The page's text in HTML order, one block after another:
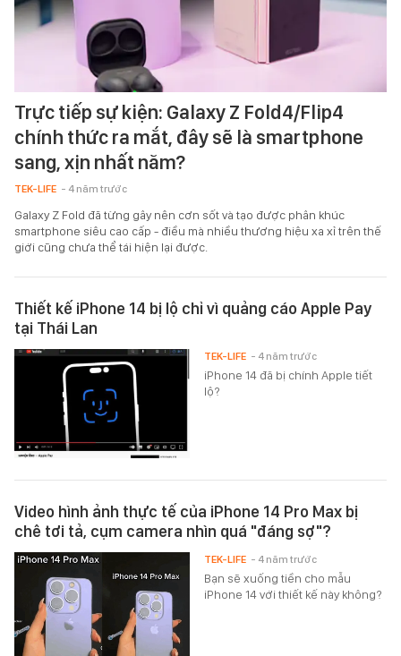
Trực tiếp sự kiện: Galaxy Z Fold4/Flip4
chính thức ra mắt, đây sẽ là smartphone
sang, xịn nhất năm?
TEK-LIFE - 4 năm trước
Galaxy Z Fold đã từng gây nên cơn sốt và tạo được phân khúc
smartphone siêu cao cấp - điều mà nhiều thương hiệu xa xỉ trên thế
giới cũng chưa thể tái hiện lại được.
Thiết kế iPhone 14 bị lộ chỉ vì quảng cáo Apple Pay
tại Thái Lan
iPhone 14 đã bị chính Apple tiết
lộ?
TEK-LIFE - 4 năm trước
Video hình ảnh thực tế của iPhone 14 Pro Max bị
chê tơi tả, cụm camera nhìn quá "đáng sợ"?
Bạn sẽ xuống tiền cho mẫu
iPhone 14 với thiết kế này không?
TEK-LIFE - 4 năm trước